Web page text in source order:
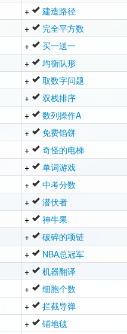
+ 建造路径
+ 完全平方数
+ 买一送一
+ 均衡队形
+ 取数字问题
+ 双栈排序
+ 数列操作A
+ 免费馅饼
+ 奇怪的电梯
+ 单词游戏
+ 中考分数
+ 潜伏者
+ 神牛果
+ 破碎的项链
+ NBA总冠军
+ 机器翻译
+ 细胞个数
+ 拦截导弹
+ 铺地毯